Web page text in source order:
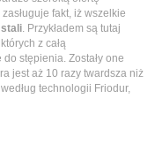
fakt, iż wszelkie
. Przykładem są tutaj
z całą
stępienia. Zostały one
jest aż 10 razy twardsza niż
technologii Friodur,